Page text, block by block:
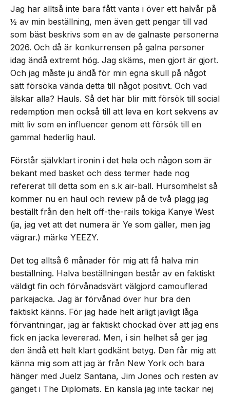
Jag har alltså inte bara fått vänta i över ett halvår på
½ av min beställning, men även gett pengar till vad
som bäst beskrivs som en av de galnaste personerna
2026. Och då är konkurrensen på galna personer
idag ändå extremt hög. Jag skäms, men gjort är gjort.
Och jag måste ju ändå för min egna skull på något
sätt försöka vända detta till något positivt. Och vad
älskar alla? Hauls. Så det här blir mitt försök till social
redemption men också till att leva en kort sekvens av
mitt liv som en influencer genom ett försök till en
gammal hederlig haul.
Förstår självklart ironin i det hela och någon som är
bekant med basket och dess termer hade nog
refererat till detta som en s.k air-ball. Hursomhelst så
kommer nu en haul och review på de två plagg jag
beställt från den helt off-the-rails tokiga Kanye West
(ja, jag vet att det numera är Ye som gäller, men jag
vägrar.) märke YEEZY.
Det tog alltså 6 månader för mig att få halva min
beställning. Halva beställningen består av en faktiskt
väldigt fin och förvånadsvärt välgjord camouflerad
parkajacka. Jag är förvånad över hur bra den
faktiskt känns. För jag hade helt ärligt jävligt låga
förväntningar, jag är faktiskt chockad över att jag ens
fick en jacka levererad. Men, i sin helhet så ger jag
den ändå ett helt klart godkänt betyg. Den får mig att
känna mig som att jag är från New York och bara
hänger med Juelz Santana, Jim Jones och resten av
gänget i The Diplomats. En känsla jag inte tackar nej